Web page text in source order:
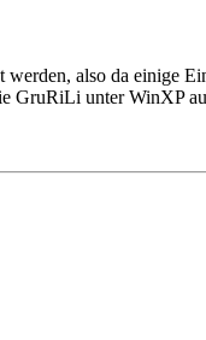
also da einige
GruRiLi unter WinXP